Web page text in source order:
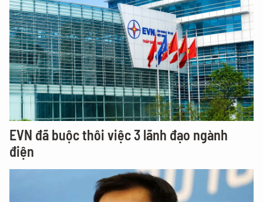
EVN đã buộc thôi việc 3 lãnh đạo ngành
điện